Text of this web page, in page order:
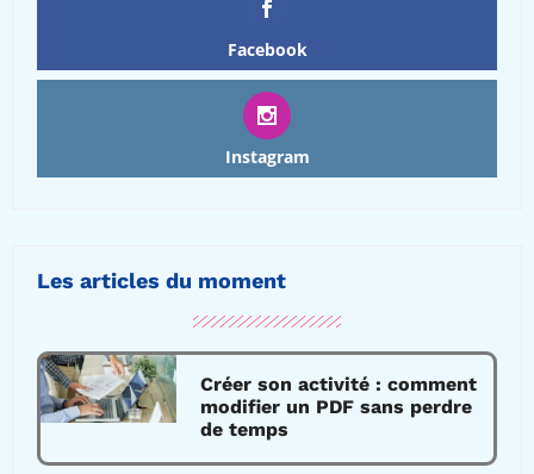
Facebook
Instagram
Les articles du moment
Créer son activité : comment
modifier un PDF sans perdre
de temps